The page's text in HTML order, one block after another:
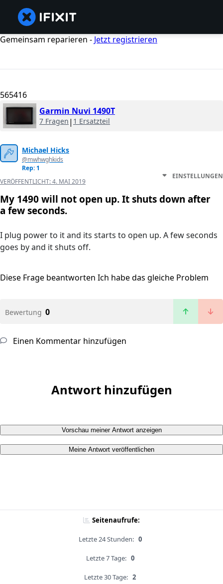
Gemeinsam reparieren - Jetzt registrieren
565416
Garmin Nuvi 1490T
7 Fragen | 1 Ersatzteil
Michael Hicks
@mwhwghkids
Rep: 1
VERÖFFENTLICHT:4. MAI 2019
EINSTELLUNGEN
My 1490 will not open up. It shuts down after
a few seconds.
I plug power to it and its starts to open up. A few seconds
goes by and it shuts off.
Diese Frage beantworten Ich habe das gleiche Problem
Bewertung 0
Einen Kommentar hinzufügen
Antwort hinzufügen
Vorschau meiner Antwort anzeigen
Meine Antwort veröffentlichen
Seitenaufrufe:
Letzte 24 Stunden: 0
Letzte 7 Tage: 0
Letzte 30 Tage: 2